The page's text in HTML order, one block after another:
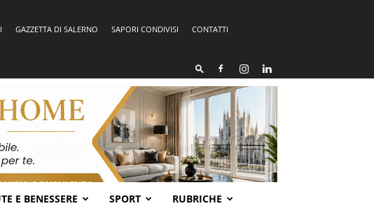
GAZZETTA DI SALERNO SAPORI CONDIVISI
CONTATTI
E BENESSERE SPORT RUBRICHE